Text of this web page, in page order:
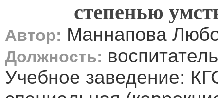
степенью
Автор: Маннапова
Должность: воспитатель
Учебное заведение: